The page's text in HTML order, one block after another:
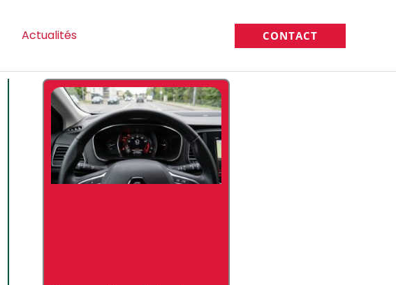
Actualités CONTACT